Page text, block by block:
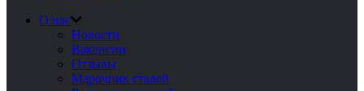
О нас
Новости
Вакансии
Отзывы
Марочник сталей